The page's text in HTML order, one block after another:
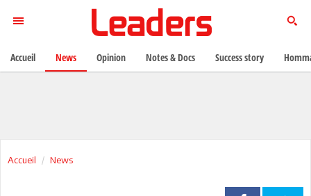
Accueil News
Accueil News Opinion Notes & Docs Success story